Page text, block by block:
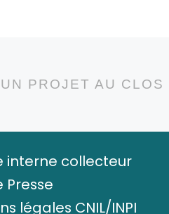
les
interne collecteur
Presse
légales CNIL/INPI